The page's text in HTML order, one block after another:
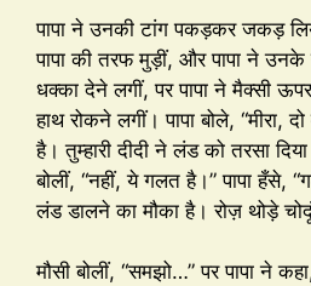
पापा ने उनकी टांग पकड़कर जकड़
पापा की तरफ मुड़ीं, और पापा ने उनके
धक्का देने लगीं, पर पापा ने मैक्सी
हाथ रोकने लगीं। पापा बोले, “मीरा,
है। तुम्हारी दीदी ने लंड को तरसा
बोलीं, “नहीं, ये गलत है।” पापा हँसे,
लंड डालने का मौका है। रोज़ थोड़े
मौसी बोलीं, “समझो…” पर पापा ने